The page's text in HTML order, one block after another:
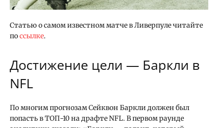
Статью о самом известном матче в Ливерпуле читайте
поссылке.
Достижение цели — Баркли в
NFL
По многим прогнозам Сейквон Баркли должен был
попасть в ТОП-10 на драфте NFL. В первом раунде